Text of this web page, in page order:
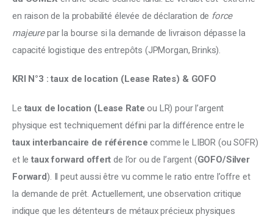
en raison de la probabilité élevée de déclaration de force
majeure par la bourse si la demande de livraison dépasse la
capacité logistique des entrepôts (JPMorgan, Brinks).
KRI N°3 : taux de location (Lease Rates) & GOFO
Le taux de location (Lease Rate ou LR) pour l’argent
physique est techniquement défini par la différence entre le
taux interbancaire de référence comme le LIBOR (ou SOFR)
et le taux forward offert de l’or ou de l’argent (GOFO/Silver
Forward). Il peut aussi être vu comme le ratio entre l’offre et
la demande de prêt. Actuellement, une observation critique
indique que les détenteurs de métaux précieux physiques